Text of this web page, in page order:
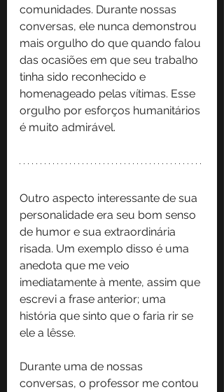
comunidades. Durante nossas
conversas, ele nunca demonstrou
mais orgulho do que quando falou
das ocasiões em que seu trabalho
tinha sido reconhecido e
homenageado pelas vítimas. Esse
orgulho por esforços humanitários
é muito admirável.
Outro aspecto interessante de sua
personalidade era seu bom senso
de humor e sua extraordinária
risada. Um exemplo disso é uma
anedota que me veio
imediatamente à mente, assim que
escrevi a frase anterior; uma
história que sinto que o faria rir se
ele a lêsse.
Durante uma de nossas
conversas, o professor me contou